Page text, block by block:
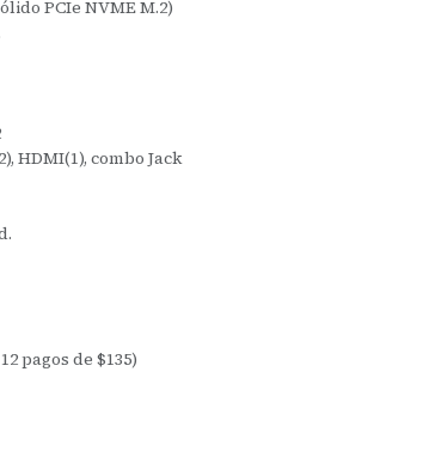
PCIe NVME M.2)
HDMI(1), combo Jack
pagos de $135)